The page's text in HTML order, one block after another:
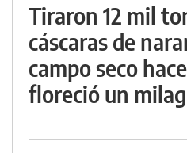
Tiraron 12 mil
cáscaras de
campo seco
floreció un